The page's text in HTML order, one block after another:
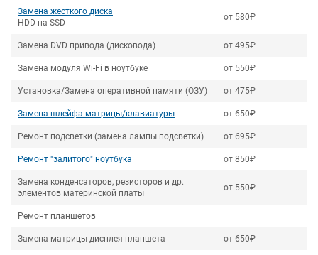
Замена жесткого диска
HDD на SSD
от 580₽
Замена DVD привода (дисковода) от 495₽
Замена модуля Wi-Fi в ноутбуке от 550₽
Установка/Замена оперативной памяти (ОЗУ) от 475₽
Замена шлейфа матрицы/клавиатуры от 650₽
Ремонт подсветки (замена лампы подсветки) от 695₽
Ремонт "залитого" ноутбука от 850₽
Замена конденсаторов, резисторов и др.
элементов материнской платы
от 550₽
Ремонт планшетов
Замена матрицы дисплея планшета от 650₽